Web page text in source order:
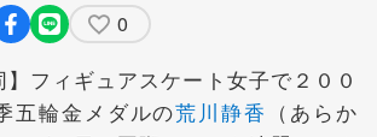
0
フィギュアスケート女子で２００
五輪金メダルの荒川静香 （あらか